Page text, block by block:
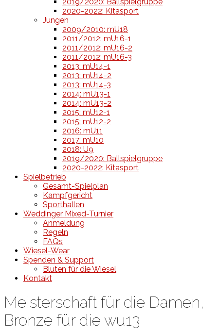
2020-2022: Kitasport
Jungen
2009/2010: mU18
2011/2012: mU16-1
2011/2012: mU16-2
2011/2012: mU16-3
2013: mU14-1
2013: mU14-2
2013: mU14-3
2014: mU13-1
2014: mU13-2
2015: mU12-1
2015: mU12-2
2016: mU11
2017: mU10
2018: U9
2019/2020: Ballspielgruppe
2020-2022: Kitasport
Spielbetrieb
Gesamt-Spielplan
Kampfgericht
Sporthallen
Weddinger Mixed-Turnier
Anmeldung
Regeln
FAQs
Wiesel-Wear
Spenden & Support
Bluten für die Wiesel
Kontakt
Meisterschaft für die Damen,
Bronze für die wu13